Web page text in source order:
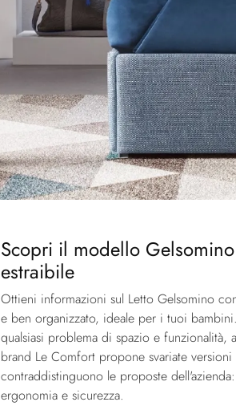
Scopri il modello
estraibile
Ottieni informazioni sul Letto Gelsomino
e ben organizzato, ideale per i tuoi
qualsiasi problema di spazio e funzionalità,
brand Le Comfort propone svariate
contraddistinguono le proposte
ergonomia e sicurezza.